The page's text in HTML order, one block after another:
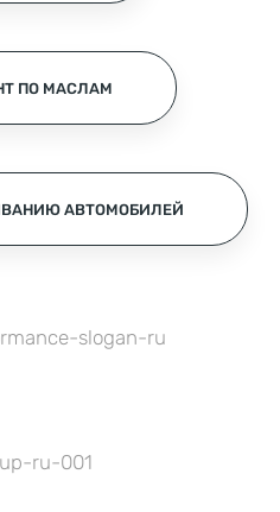
ПО МАСЛАМ
АВТОМОБИЛЕЙ